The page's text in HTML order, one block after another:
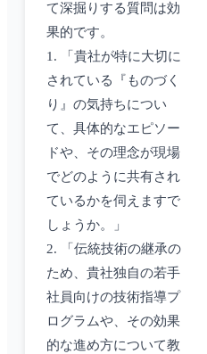
て深掘りする質問は効
果的です。
1. 「貴社が特に大切に
されている『ものづく
り』の気持ちについ
て、具体的なエピソー
ドや、その理念が現場
でどのように共有され
ているかを伺えますで
しょうか。」
2. 「伝統技術の継承の
ため、貴社独自の若手
社員向けの技術指導プ
ログラムや、その効果
的な進め方について教